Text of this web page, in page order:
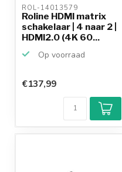
ROL-14013579
Roline HDMI matrix
schakelaar | 4 naar 2 |
HDMI2.0 (4K 60...
Op voorraad
€137,99